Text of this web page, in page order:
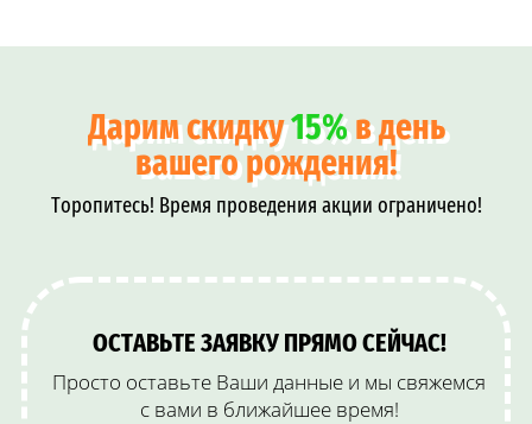
Дарим скидку15%в день
вашего рождения!
Торопитесь! Время проведения акции ограничено!
ОСТАВЬТЕ ЗАЯВКУ ПРЯМО СЕЙЧАС!
Просто оставьте Ваши данные и мы свяжемся
с вами в ближайшее время!